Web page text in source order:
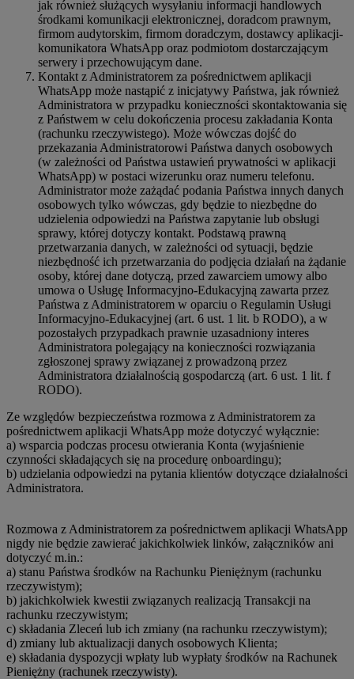
jak również służących wysyłaniu informacji handlowych
środkami komunikacji elektronicznej, doradcom prawnym,
firmom audytorskim, firmom doradczym, dostawcy aplikacji-
komunikatora WhatsApp oraz podmiotom dostarczającym
serwery i przechowującym dane.
Kontakt z Administratorem za pośrednictwem aplikacji
WhatsApp może nastąpić z inicjatywy Państwa, jak również
Administratora w przypadku konieczności skontaktowania się
z Państwem w celu dokończenia procesu zakładania Konta
(rachunku rzeczywistego). Może wówczas dojść do
przekazania Administratorowi Państwa danych osobowych
(w zależności od Państwa ustawień prywatności w aplikacji
WhatsApp) w postaci wizerunku oraz numeru telefonu.
Administrator może zażądać podania Państwa innych danych
osobowych tylko wówczas, gdy będzie to niezbędne do
udzielenia odpowiedzi na Państwa zapytanie lub obsługi
sprawy, której dotyczy kontakt. Podstawą prawną
przetwarzania danych, w zależności od sytuacji, będzie
niezbędność ich przetwarzania do podjęcia działań na żądanie
osoby, której dane dotyczą, przed zawarciem umowy albo
umowa o Usługę Informacyjno-Edukacyjną zawarta przez
Państwa z Administratorem w oparciu o Regulamin Usługi
Informacyjno-Edukacyjnej (art. 6 ust. 1 lit. b RODO), a w
pozostałych przypadkach prawnie uzasadniony interes
Administratora polegający na konieczności rozwiązania
zgłoszonej sprawy związanej z prowadzoną przez
Administratora działalnością gospodarczą (art. 6 ust. 1 lit. f
RODO).
Ze względów bezpieczeństwa rozmowa z Administratorem za
pośrednictwem aplikacji WhatsApp może dotyczyć wyłącznie:
a) wsparcia podczas procesu otwierania Konta (wyjaśnienie
czynności składających się na procedurę onboardingu);
b) udzielania odpowiedzi na pytania klientów dotyczące działalności
Administratora.
Rozmowa z Administratorem za pośrednictwem aplikacji WhatsApp
nigdy nie będzie zawierać jakichkolwiek linków, załączników ani
dotyczyć m.in.:
a) stanu Państwa środków na Rachunku Pieniężnym (rachunku
rzeczywistym);
b) jakichkolwiek kwestii związanych realizacją Transakcji na
rachunku rzeczywistym;
c) składania Zleceń lub ich zmiany (na rachunku rzeczywistym);
d) zmiany lub aktualizacji danych osobowych Klienta;
e) składania dyspozycji wpłaty lub wypłaty środków na Rachunek
Pieniężny (rachunek rzeczywisty).